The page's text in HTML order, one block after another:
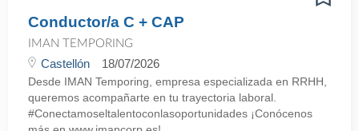
Conductor/a C + CAP
IMAN TEMPORING
Castellón 18/07/2026
Desde IMAN Temporing, empresa especializada en RRHH,
queremos acompañarte en tu trayectoria laboral.
#Conectamoseltalentoconlasoportunidades ¡Conócenos